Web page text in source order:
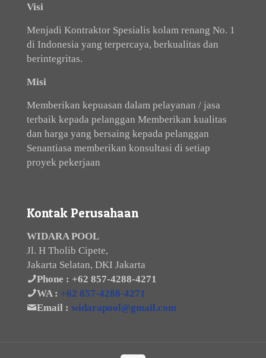
Visi
Menjadi Kontraktor Spesialis kolam renang No. 1
di Indonesia yang terpercaya, berkualitas dan
berintegritas.
Misi
Memberikan kepuasan dalam pelayanan / jasa
terbaik kepada pelanggan Memberikan kualitas
dan harga yang bersaing kepada pelanggan
Senantiasa memberikan konsultasi di setiap
proyek pekerjaan
Kontak Perusahaan
WIDARA POOL
Jl. H Tholib Cipete,
Jakarta Selatan, DKI Jakarta
Phone : +62 857-4288-4271
WA : +62 857-4288-4271
Email : widarapool@gmail.com